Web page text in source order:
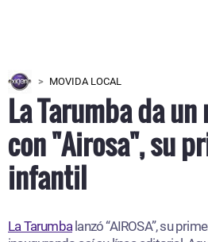
MOVIDA LOCAL
La Tarumba da
con "Airosa", su
infantil
La Tarumbalanzó “AIROSA”, su